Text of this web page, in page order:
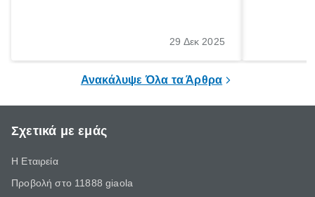
οδηγών και του περιβάλλοντος. Ωστόσο,
29 Δεκ 2025
Ανακάλυψε Όλα τα Άρθρα
Σχετικά με εμάς
Η Εταιρεία
Προβολή στο 11888 giaola